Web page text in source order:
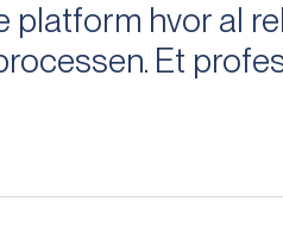
platform hvor al
Et